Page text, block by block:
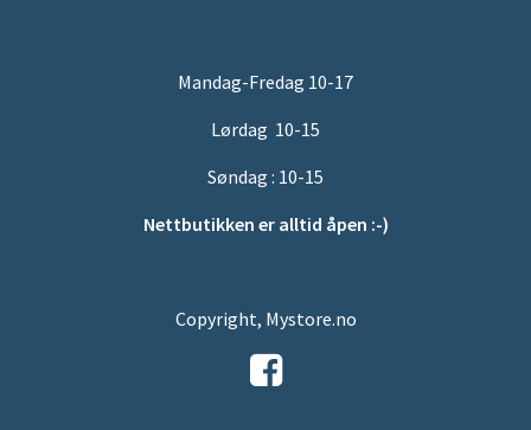
Mandag-Fredag 10-17
Lørdag 10-15
Søndag : 10-15
Nettbutikken er alltid åpen :-)
Copyright, Mystore.no